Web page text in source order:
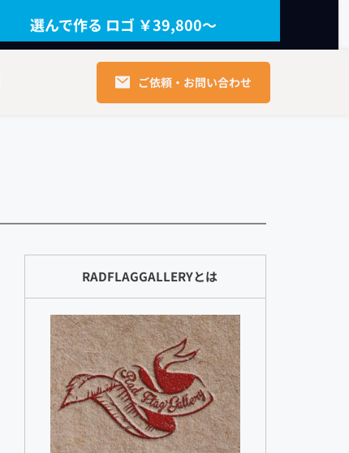
選んで作る ロゴ ￥39,800〜
ご依頼・お問い合わせ
RADFLAGGALLERYとは